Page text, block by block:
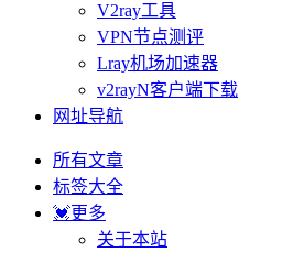
V2ray工具
VPN节点测评
Lray机场加速器
v2rayN客户端下载
网址导航
所有文章
标签大全
💓更多
关于本站